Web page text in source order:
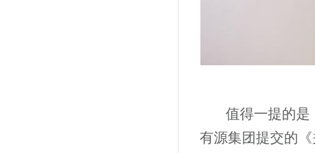
值得一提的是
有源集团提交的